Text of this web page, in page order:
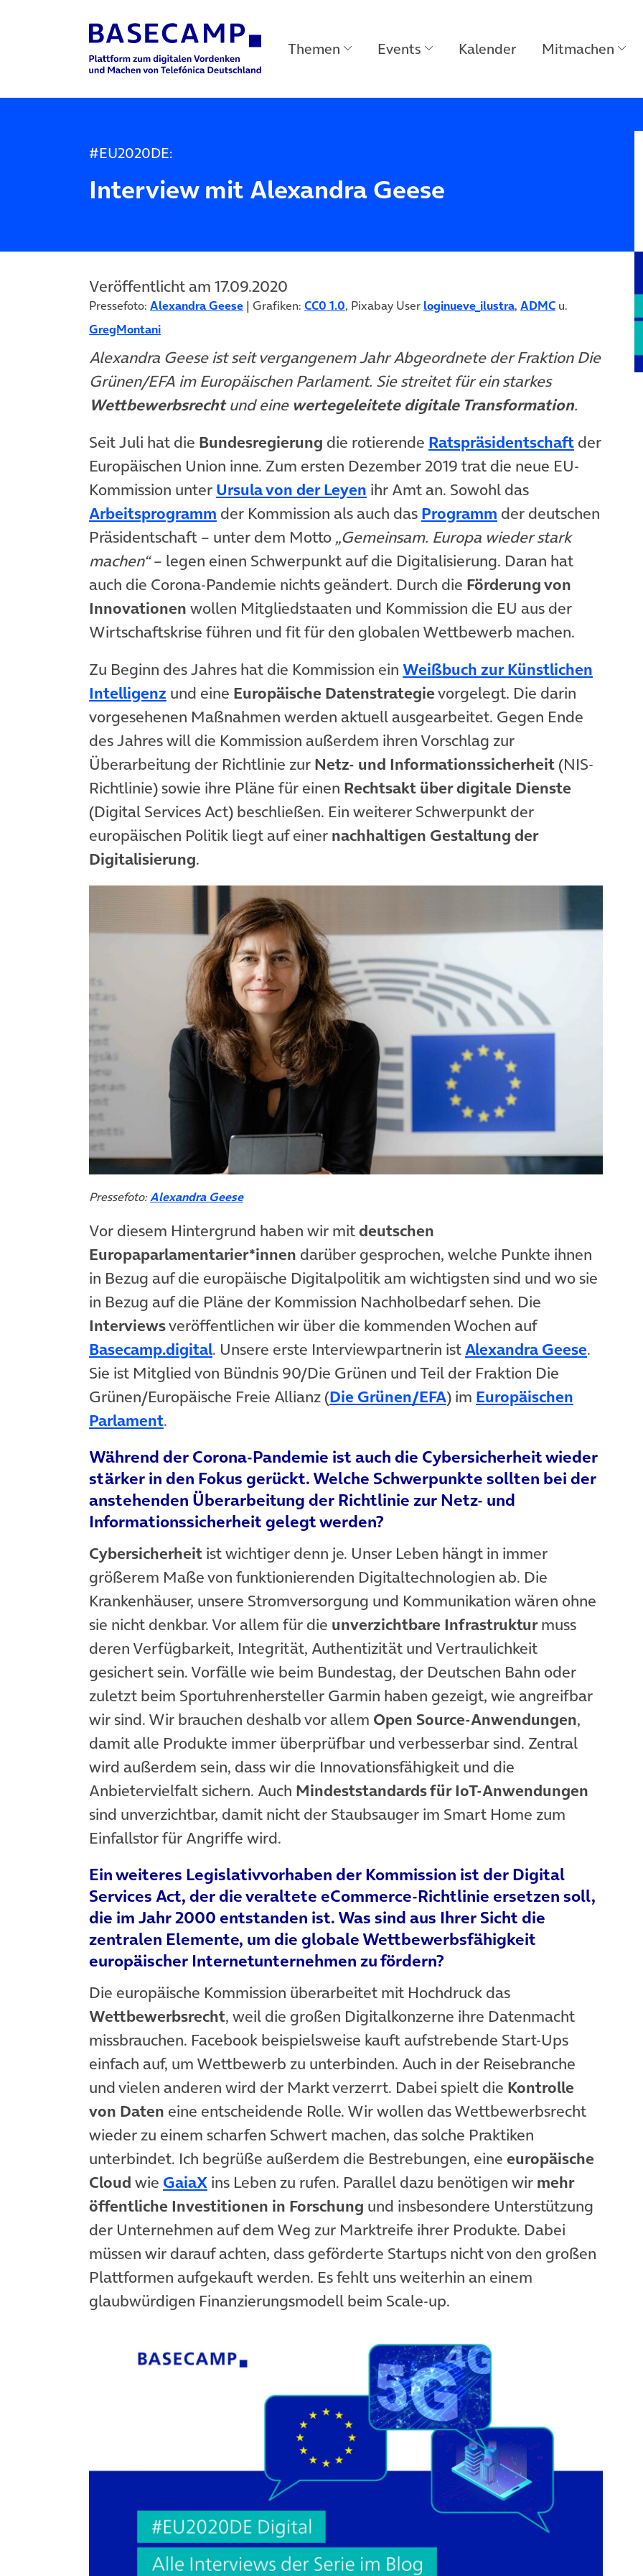
Main Navigation Themen Events Kalender Mitmachen
#EU2020DE:
Interview mit Alexandra Geese
Veröffentlicht am 17.09.2020
Pressefoto: Alexandra Geese | Grafiken: CC0 1.0, Pixabay User loginueve_ilustra, ADMC u.
GregMontani
Alexandra Geese ist seit vergangenem Jahr Abgeordnete der Fraktion Die
Grünen/EFA im Europäischen Parlament. Sie streitet für ein starkes
Wettbewerbsrechtund eine wertegeleitete digitale Transformation.
Seit Juli hat die Bundesregierung die rotierende Ratspräsidentschaft(öffnet in
der
Europäischen Union inne. Zum ersten Dezember 2019 trat die neue EU-
Kommission unter Ursula von der Leyen (öffnet in neuem Tab)
ihr Amt an. Sowohl das
Arbeitsprogramm (öffnet in neuem Tab)
der Kommission als auch das Programm der deutschen
Präsidentschaft – unter dem Motto „Gemeinsam. Europa wieder stark
machen“– legen einen Schwerpunkt auf die Digitalisierung. Daran hat
auch die Corona-Pandemie nichts geändert. Durch die Förderung von
Innovationen wollen Mitgliedstaaten und Kommission die EU aus der
Wirtschaftskrise führen und fit für den globalen Wettbewerb machen.
Zu Beginn des Jahres hat die Kommission ein Weißbuch zur Künstlichen
Intelligenz und eine Europäische Datenstrategievorgelegt. Die darin
vorgesehenen Maßnahmen werden aktuell ausgearbeitet. Gegen Ende
des Jahres will die Kommission außerdem ihren Vorschlag zur
Überarbeitung der Richtlinie zur Netz- und Informationssicherheit (NIS-
Richtlinie) sowie ihre Pläne für einen Rechtsakt über digitale Dienste
(Digital Services Act) beschließen. Ein weiterer Schwerpunkt der
europäischen Politik liegt auf einer nachhaltigen Gestaltung der
Digitalisierung.
Pressefoto:Alexandra Geese
Vor diesem Hintergrund haben wir mitdeutschen
Europaparlamentarier*innen darüber gesprochen, welche Punkte ihnen
in Bezug auf die europäische Digitalpolitik am wichtigsten sind und wo sie
in Bezug auf die Pläne der Kommission Nachholbedarf sehen. Die
Interviewsveröffentlichen wir über die kommenden Wochen auf
Basecamp.digital(öffnet in neuem Tab)
. Unsere erste Interviewpartnerin istAlexandra Geese(öffnet
.
Sie ist Mitglied von Bündnis 90/Die Grünen und Teil der Fraktion Die
Grünen/Europäische Freie Allianz (Die Grünen/EFA(öffnet in neuem Tab)
) im Europäischen
Parlament(öffnet in neuem Tab)
.
Während der Corona-Pandemie ist auch die Cybersicherheit wieder
stärker in den Fokus gerückt. Welche Schwerpunkte sollten bei der
anstehenden Überarbeitung der Richtlinie zur Netz- und
Informationssicherheit gelegt werden?
Cybersicherheit ist wichtiger denn je. Unser Leben hängt in immer
größerem Maße von funktionierenden Digitaltechnologien ab. Die
Krankenhäuser, unsere Stromversorgung und Kommunikation wären ohne
sie nicht denkbar. Vor allem für die unverzichtbare Infrastrukturmuss
deren Verfügbarkeit, Integrität, Authentizität und Vertraulichkeit
gesichert sein. Vorfälle wie beim Bundestag, der Deutschen Bahn oder
zuletzt beim Sportuhrenhersteller Garmin haben gezeigt, wie angreifbar
wir sind. Wir brauchen deshalb vor allem Open Source-Anwendungen,
damit alle Produkte immer überprüfbar und verbesserbar sind. Zentral
wird außerdem sein, dass wir die Innovationsfähigkeit und die
Anbietervielfalt sichern. Auch Mindeststandards für IoT-Anwendungen
sind unverzichtbar, damit nicht der Staubsauger im Smart Home zum
Einfallstor für Angriffe wird.
Ein weiteres Legislativvorhaben der Kommission ist der Digital
Services Act, der die veraltete eCommerce-Richtlinie ersetzen soll,
die im Jahr 2000 entstanden ist. Was sind aus Ihrer Sicht die
zentralen Elemente, um die globale Wettbewerbsfähigkeit
europäischer Internetunternehmen zu fördern?
Die europäische Kommission überarbeitet mit Hochdruck das
Wettbewerbsrecht, weil die großen Digitalkonzerne ihre Datenmacht
missbrauchen. Facebook beispielsweise kauft aufstrebende Start-Ups
einfach auf, um Wettbewerb zu unterbinden. Auch in der Reisebranche
und vielen anderen wird der Markt verzerrt. Dabei spielt die Kontrolle
von Daten eine entscheidende Rolle. Wir wollen das Wettbewerbsrecht
wieder zu einem scharfen Schwert machen, das solche Praktiken
unterbindet. Ich begrüße außerdem die Bestrebungen, eine europäische
Cloud wie GaiaX(öffnet in neuem Tab)
ins Leben zu rufen. Parallel dazu benötigen wir mehr
öffentliche Investitionen in Forschung und insbesondere Unterstützung
der Unternehmen auf dem Weg zur Marktreife ihrer Produkte. Dabei
müssen wir darauf achten, dass geförderte Startups nicht von den großen
Plattformen aufgekauft werden. Es fehlt uns weiterhin an einem
glaubwürdigen Finanzierungsmodell beim Scale-up.